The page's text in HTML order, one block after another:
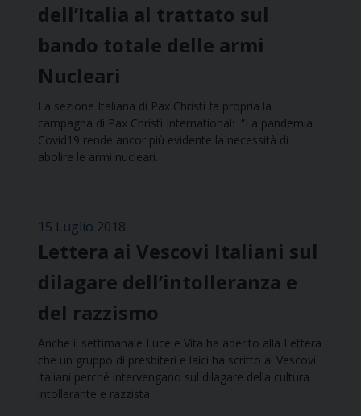
dell’Italia al trattato sul
bando totale delle armi
Nucleari
La sezione Italiana di Pax Christi fa propria la
campagna di Pax Christi International: “La pandemia
Covid19 rende ancor più evidente la necessità di
abolire le armi nucleari.
15 Luglio 2018
Lettera ai Vescovi Italiani sul
dilagare dell’intolleranza e
del razzismo
Anche il settimanale Luce e Vita ha aderito alla Lettera
che un gruppo di presbiteri e laici ha scritto ai Vescovi
italiani perché intervengano sul dilagare della cultura
intollerante e razzista.